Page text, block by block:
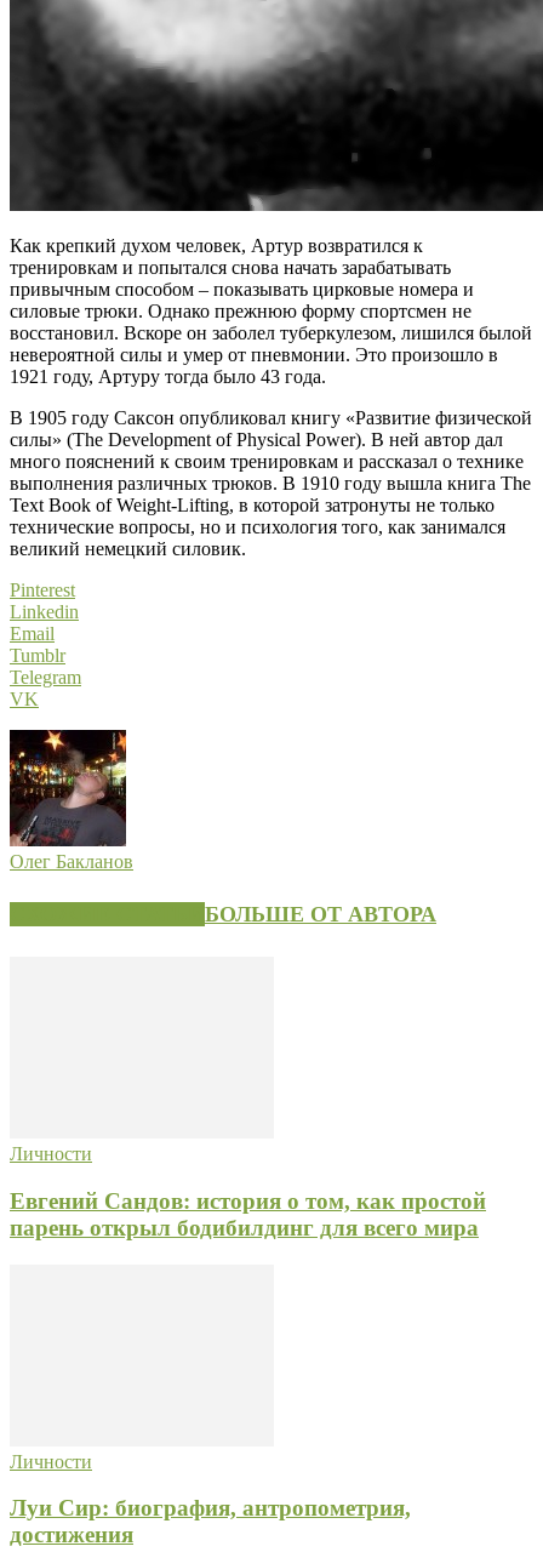
Как крепкий духом человек, Артур возвратился к
тренировкам и попытался снова начать зарабатывать
привычным способом – показывать цирковые номера и
силовые трюки. Однако прежнюю форму спортсмен не
восстановил. Вскоре он заболел туберкулезом, лишился былой
невероятной силы и умер от пневмонии. Это произошло в
1921 году, Артуру тогда было 43 года.
В 1905 году Саксон опубликовал книгу «Развитие физической
силы» (The Development of Physical Power). В ней автор дал
много пояснений к своим тренировкам и рассказал о технике
выполнения различных трюков. В 1910 году вышла книга The
Text Book of Weight-Lifting, в которой затронуты не только
технические вопросы, но и психология того, как занимался
великий немецкий силовик.
Pinterest
Linkedin
Email
Tumblr
Telegram
VK
Олег Бакланов
БОЛЬШЕ ОТ АВТОРА
Личности
Евгений Сандов: история о том, как простой
парень открыл бодибилдинг для всего мира
Личности
Луи Сир: биография, антропометрия,
достижения